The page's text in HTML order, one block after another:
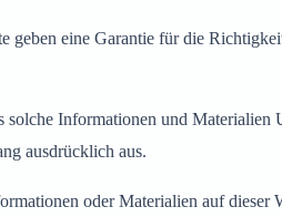
geben eine Garantie für die
solche Informationen und
ausdrücklich aus.
oder Materialien auf dieser